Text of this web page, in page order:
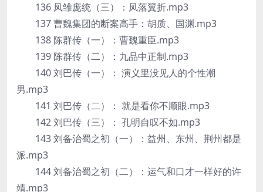
136 凤雏庞统（三）：凤落翼折.mp3
137 曹魏集团的断案高手：胡质、国渊.mp3
138 陈群传（一）：曹魏重臣.mp3
139 陈群传（二）：九品中正制.mp3
140 刘巴传（一）： 演义里没见人的个性潮
男.mp3
141 刘巴传（二）： 就是看你不顺眼.mp3
142 刘巴传（三）： 孔明自叹不如.mp3
143 刘备治蜀之初（一）：益州、东州、荆州都是
派.mp3
144 刘备治蜀之初（二）：运气和口才一样好的许
靖.mp3